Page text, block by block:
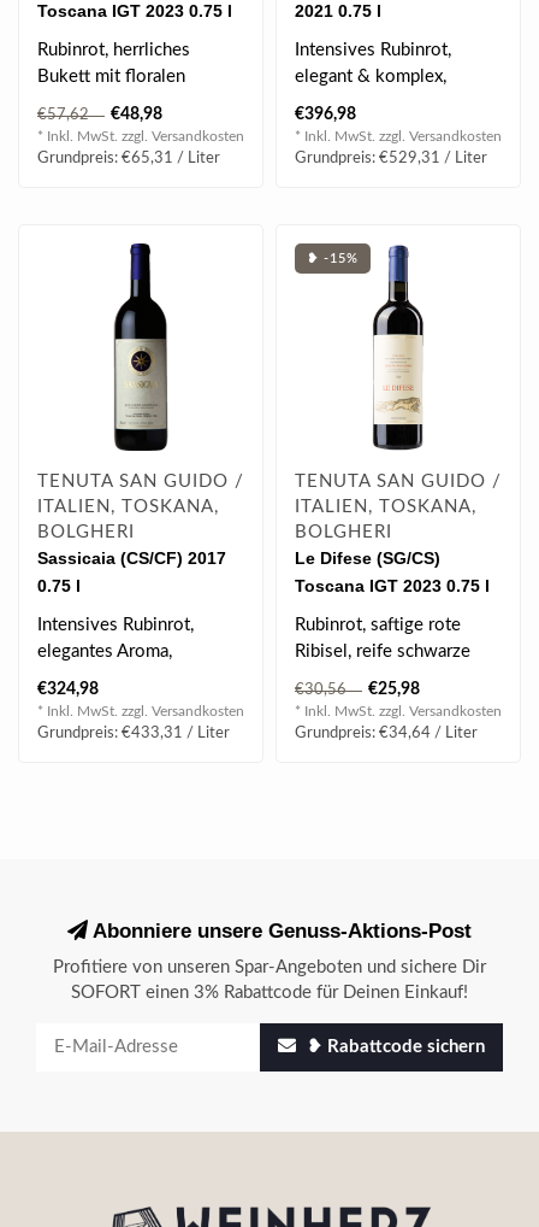
Toscana IGT 2023 0.75 l
Rubinrot, herrliches
Bukett mit floralen
Würztönen, Brombeere
und Pfeifentabak..
€57,62 €48,98
* Inkl. MwSt. zzgl. Versandkosten
Grundpreis: €65,31 / Liter
2021 0.75 l
Intensives Rubinrot,
elegant & komplex,
kraftvoll, tolle Balance,
schön integri..
€396,98
* Inkl. MwSt. zzgl. Versandkosten
Grundpreis: €529,31 / Liter
TENUTA SAN GUIDO /
ITALIEN, TOSKANA,
BOLGHERI
Sassicaia (CS/CF) 2017
0.75 l
Intensives Rubinrot,
elegantes Aroma,
komplex, rote Früchten,
kraftvoll, tolle ..
€324,98
* Inkl. MwSt. zzgl. Versandkosten
Grundpreis: €433,31 / Liter
❥ -15%
TENUTA SAN GUIDO /
ITALIEN, TOSKANA,
BOLGHERI
Le Difese (SG/CS)
Toscana IGT 2023 0.75 l
Rubinrot, saftige rote
Ribisel, reife schwarze
Kirschen, feine
Kräuteranklänge..
€30,56 €25,98
* Inkl. MwSt. zzgl. Versandkosten
Grundpreis: €34,64 / Liter
Abonniere unsere Genuss-Aktions-Post
Profitiere von unseren Spar-Angeboten und sichere Dir
SOFORT einen 3% Rabattcode für Deinen Einkauf!
❥ Rabattcode sichern